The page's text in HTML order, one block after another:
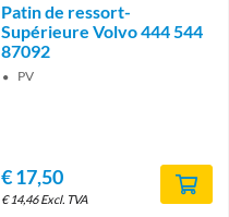
Patin de ressort-
Supérieure Volvo 444 544
87092
PV
€17,50
€14,46 Excl. TVA